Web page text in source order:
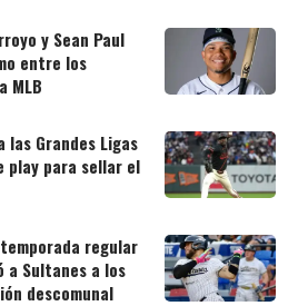
y Sean Paul
entre los
MLB
las Grandes Ligas
play para sellar el
regular
a Sultanes a los
descomunal